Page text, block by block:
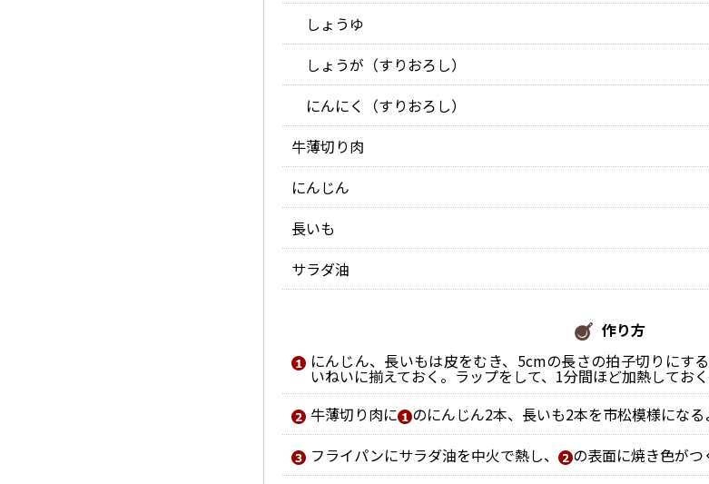
しょうゆ
しょうが（すりおろし）
にんにく（すりおろし）
牛薄切り肉
にんじん
長いも
サラダ油
作り方
にんじん、長いもは皮をむき、5cmの長さの拍子切りにす
いねいに揃えておく。ラップをして、1分間ほど加熱しておく
牛薄切り肉に
のにんじん2本、長いも2本を市松模様になる
フライパンにサラダ油を中火で熱し、
の表面に焼き色がつ